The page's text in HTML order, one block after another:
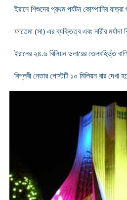
ইরানে শিশুদের প্রথম পর্যটন কোম্পানির
ফাতেমা (সা) এর ব্যক্তিত্ব এবং নারীর মর্যাদা
ইরানের ২৪.৬ বিলিয়ন ডলারের তেলবহির্ভূত
বিপ্লবী নেতার পোস্টটি ১০ মিলিয়ন বার দেখা